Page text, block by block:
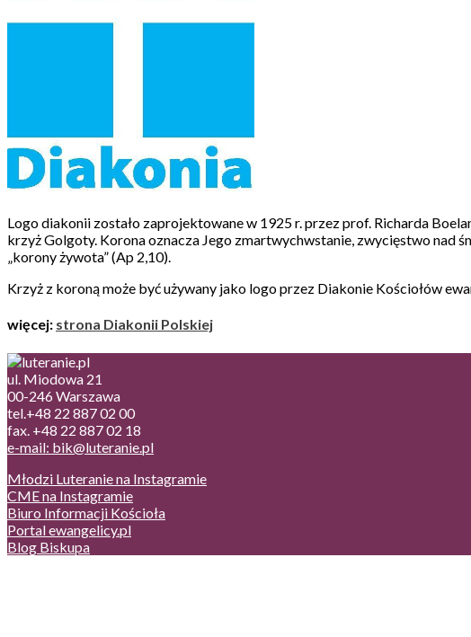
Logo diakonii zostało zaprojektowane w 1925 r. przez prof. Richarda
krzyż Golgoty. Korona oznacza Jego zmartwychwstanie, zwycięstwo nad
„korony żywota” (Ap 2,10).
Krzyż z koroną może być używany jako logo przez Diakonie Kościołów
więcej: strona Diakonii Polskiej
ul. Miodowa 21
00-246 Warszawa
tel.+48 22 887 02 00
fax. +48 22 887 02 18
e-mail: bik@luteranie.pl
Młodzi Luteranie na Instagramie
CME na Instagramie
Biuro Informacji Kościoła
Portal ewangelicy.pl
Blog Biskupa